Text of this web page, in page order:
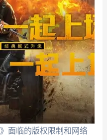
面临的版权限制和网络